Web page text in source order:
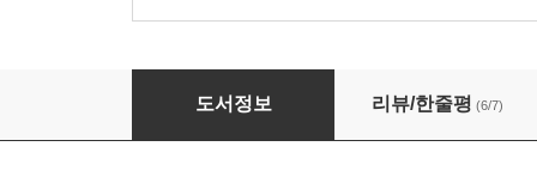
파이썬으로 배우는 게임 개발 입문편
도서정보 리뷰/한줄평 (6/7)